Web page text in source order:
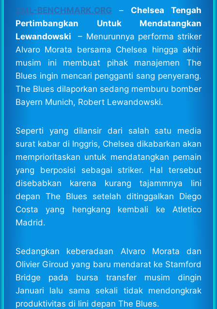
XML-BENCHMARK.ORG – Chelsea Tengah
Pertimbangkan Untuk Mendatangkan
Lewandowski – Menurunnya performa striker
Alvaro Morata bersama Chelsea hingga akhir
musim ini membuat pihak manajemen The
Blues ingin mencari pengganti sang penyerang.
The Blues dilaporkan sedang memburu bomber
Bayern Munich, Robert Lewandowski.
Seperti yang dilansir dari salah satu media
surat kabar di Inggris, Chelsea dikabarkan akan
memprioritaskan untuk mendatangkan pemain
yang berposisi sebagai striker. Hal tersebut
disebabkan karena kurang tajammnya lini
depan The Blues setelah ditinggalkan Diego
Costa yang hengkang kembali ke Atletico
Madrid.
Sedangkan keberadaan Alvaro Morata dan
Olivier Giroud yang baru mendarat ke Stamford
Bridge pada bursa transfer musim dingin
Januari lalu sama sekali tidak mendongkrak
produktivitas di lini depan The Blues.